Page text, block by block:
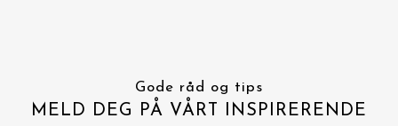
Gode råd og tips
MELD DEG PÅ VÅRT INSPIRERENDE